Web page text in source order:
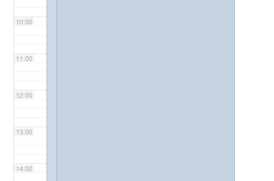
10:00
11:00
12:00
13:00
14:00